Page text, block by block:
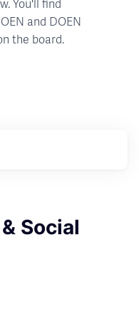
You'll find
and DOEN
the board.
Social